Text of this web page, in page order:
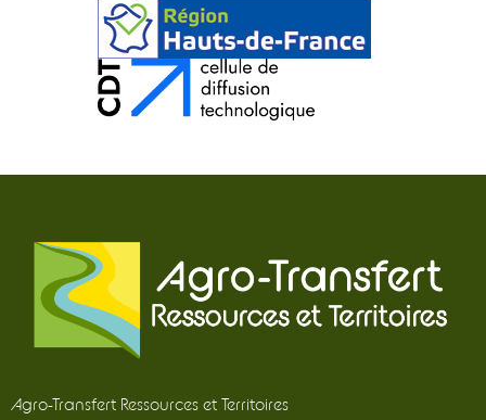
Agro-Transfert Ressources et Territoires